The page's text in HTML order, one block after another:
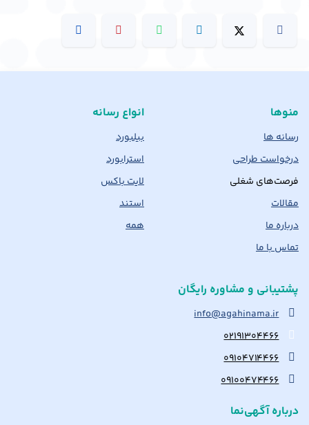
منوها
رسانه ها
درخواست طراحی
فرصت‌های شغلی
مقالات
درباره ما
تماس با ما
انواع رسانه
بیلبورد
استرابورد
لایت باکس
استند
همه
پشتیبانی و مشاوره رایگان
info@agahinama.ir
۰۲۱۹۱۳۰۴۴۶۶
۰۹۱۰۴۷۱۴۴۶۶
۰۹۱۰۰۴۷۴۴۶۶
درباره آگهی‌نما